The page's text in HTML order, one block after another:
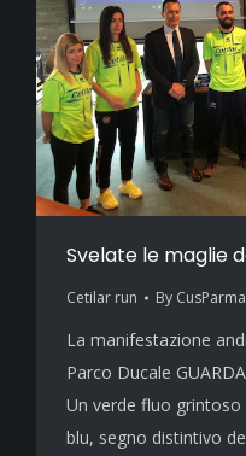
Svelate le maglie
Cetilar run By
La manifestazione
Parco Ducale
Un verde fluo grintoso
blu, segno distintivo